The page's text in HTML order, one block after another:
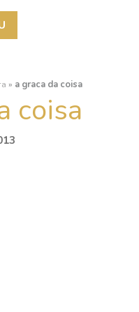
» a graca da coisa
coisa